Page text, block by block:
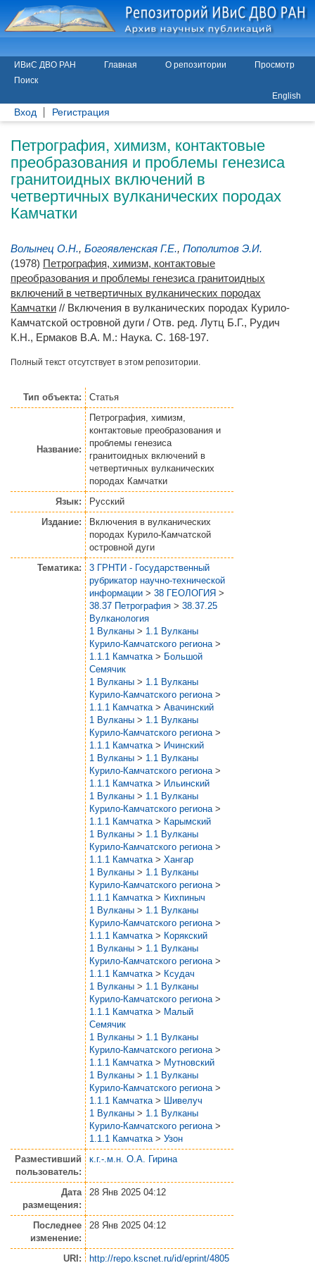
ИВиС ДВО РАН Главная О репозитории
Просмотр
Поиск
English
Вход Регистрация
Петрография, химизм, контактовые
преобразования и проблемы генезиса
гранитоидных включений в
четвертичных вулканических породах
Камчатки
Волынец О.Н., Богоявленская Г.Е., Пополитов Э.И.
(1978) Петрография, химизм, контактовые
преобразования и проблемы генезиса гранитоидных
включений в четвертичных вулканических породах
Камчатки // Включения в вулканических породах Курило-
Камчатской островной дуги / Отв. ред. Лутц Б.Г., Рудич
К.Н., Ермаков В.А. М.: Наука. С. 168-197.
Полный текст отсутствует в этом репозитории.
Тип объекта: Статья
Название:
Петрография, химизм,
контактовые преобразования и
проблемы генезиса
гранитоидных включений в
четвертичных вулканических
породах Камчатки
Язык:
Русский
Издание:
Включения в вулканических
породах Курило-Камчатской
островной дуги
Тематика:
3 ГРНТИ - Государственный
рубрикатор научно-технической
информации > 38 ГЕОЛОГИЯ >
38.37 Петрография > 38.37.25
Вулканология
1 Вулканы > 1.1 Вулканы
Курило-Камчатского региона >
1.1.1 Камчатка > Большой
Семячик
1 Вулканы > 1.1 Вулканы
Курило-Камчатского региона >
1.1.1 Камчатка > Авачинский
1 Вулканы > 1.1 Вулканы
Курило-Камчатского региона >
1.1.1 Камчатка > Ичинский
1 Вулканы > 1.1 Вулканы
Курило-Камчатского региона >
1.1.1 Камчатка > Ильинский
1 Вулканы > 1.1 Вулканы
Курило-Камчатского региона >
1.1.1 Камчатка > Карымский
1 Вулканы > 1.1 Вулканы
Курило-Камчатского региона >
1.1.1 Камчатка > Хангар
1 Вулканы > 1.1 Вулканы
Курило-Камчатского региона >
1.1.1 Камчатка > Кихпиныч
1 Вулканы > 1.1 Вулканы
Курило-Камчатского региона >
1.1.1 Камчатка > Корякский
1 Вулканы > 1.1 Вулканы
Курило-Камчатского региона >
1.1.1 Камчатка > Ксудач
1 Вулканы > 1.1 Вулканы
Курило-Камчатского региона >
1.1.1 Камчатка > Малый
Семячик
1 Вулканы > 1.1 Вулканы
Курило-Камчатского региона >
1.1.1 Камчатка > Мутновский
1 Вулканы > 1.1 Вулканы
Курило-Камчатского региона >
1.1.1 Камчатка > Шивелуч
1 Вулканы > 1.1 Вулканы
Курило-Камчатского региона >
1.1.1 Камчатка > Узон
Разместивший
пользователь:
к.г.-.м.н. О.А. Гирина
Дата
размещения:
28 Янв 2025 04:12
Последнее
изменение:
28 Янв 2025 04:12
URI: http://repo.kscnet.ru/id/eprint/4805